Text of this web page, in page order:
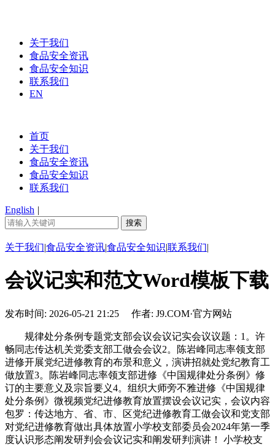
关于我们
食品安全资讯
食品安全知识
联系我们
EN
首页
关于我们
食品安全资讯
食品安全知识
联系我们
English |
关于我们|食品安全资讯|食品安全知识|联系我们|
会议记实和范文Word模板下载
发布时间: 2026-05-21 21:25 作者: J9.COM·官方网站
规律处分条例专题党支部会议会议记实会议议题：1。许
畅同志传达机关党委支部工做会会议2。陈岩峰同志率领支部
进修开展党纪进修教育的布景和意义，演讲招就处党纪教育工
做放置3。陈岩峰同志率领支部进修《中国规律处分条例》修
订的主要意义及宗旨要义4。组织大师旁不雅进修《中国规律
处分条例》微视频党纪进修教育放置摆设会议记实，会议内容
包罗：传达地方、省、市、区党纪进修教育工做会议和党支部
对党纪进修教育做出具体放置小学校支部委员会2024年第一季
度认识形态阐发研判会会议记实和阐发研判演讲！ 小学校支